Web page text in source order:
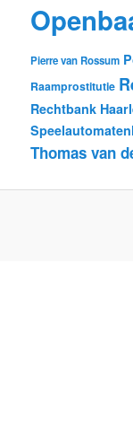
Pierre van Rossum
Raamprostitutie
Rechtbank
Thomas van